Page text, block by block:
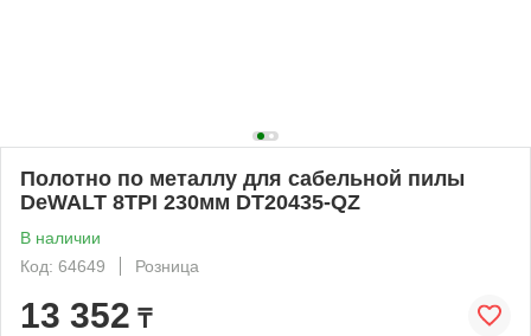
Полотно по металлу для сабельной пилы
DeWALT 8TPI 230мм DT20435-QZ
В наличии
Код: 64649
Розница
13 352 ₸